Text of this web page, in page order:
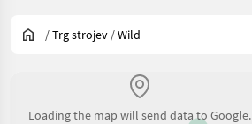
/Trg strojev /Wild
Loading the map will send data to Google.